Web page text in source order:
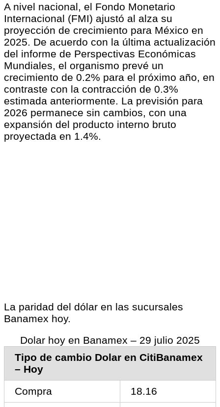
A nivel nacional, el Fondo Monetario
Internacional (FMI) ajustó al alza su
proyección de crecimiento para México en
2025. De acuerdo con la última actualización
del informe de Perspectivas Económicas
Mundiales, el organismo prevé un
crecimiento de 0.2% para el próximo año, en
contraste con la contracción de 0.3%
estimada anteriormente. La previsión para
2026 permanece sin cambios, con una
expansión del producto interno bruto
proyectada en 1.4%.
La paridad del dólar en las sucursales
Banamex hoy.
Dolar hoy en Banamex – 29 julio 2025
Tipo de cambio Dolar en CitiBanamex
– Hoy
Compra
18.16